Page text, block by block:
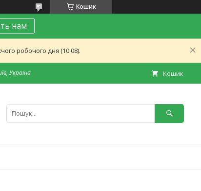
Кошик
нам
робочого дня (10.08).
Україна Кошик